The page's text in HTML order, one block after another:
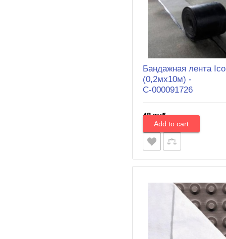
Бандажная лента
(0,2мx10м) -
С-000091726
48 руб.